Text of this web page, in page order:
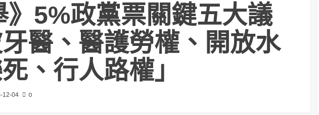
》5%政黨票關鍵五大議
醫、醫護勞權、開放水
、行人路權」
12-04 0